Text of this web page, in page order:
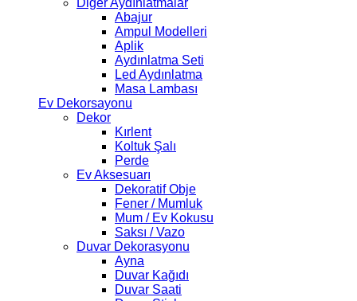
Abajur
Ampul Modelleri
Aplik
Aydınlatma Seti
Led Aydınlatma
Masa Lambası
Ev Dekorsayonu
Dekor
Kırlent
Koltuk Şalı
Perde
Ev Aksesuarı
Dekoratif Obje
Fener / Mumluk
Mum / Ev Kokusu
Saksı / Vazo
Duvar Dekorasyonu
Ayna
Duvar Kağıdı
Duvar Saati